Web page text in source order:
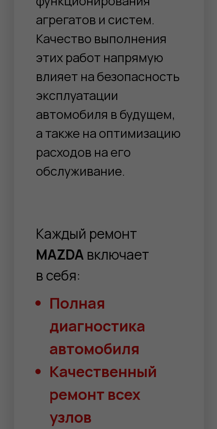
Сервис
подвески и
ходовой
Ремонт
трансмиссии